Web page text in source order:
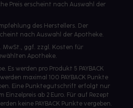
Preis erscheint nach Auswahl der
des Herstellers. Der
nach Auswahl der Apotheke.
MwSt., ggf. zzgl. Kosten für
Apotheke.
Es werden pro Produkt 5 PAYBACK
maximal 100 PAYBACK Punkte
Eine Punktegutschrift erfolgt nur
Einzelpreis ab 2 Euro. Für auf Rezept
keine PAYBACK Punkte vergeben.